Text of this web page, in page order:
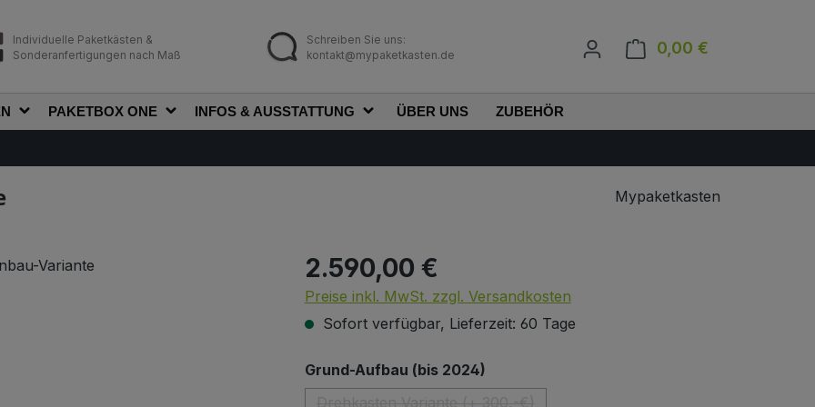
Individuelle Paketkästen &
Sonderanfertigungen nach Maß
Schreiben Sie uns:
kontakt@mypaketkasten.de
0,00 €
PAKETBOX ONE INFOS & AUSSTATTUNG ÜBER UNS ZUBEHÖR
Mypaketkasten
Regulärer Preis:
2.590,00 €
Preise inkl. MwSt. zzgl. Versandkosten
Sofort verfügbar, Lieferzeit: 60 Tage
Grund-Aufbau (bis 2024)auswählen